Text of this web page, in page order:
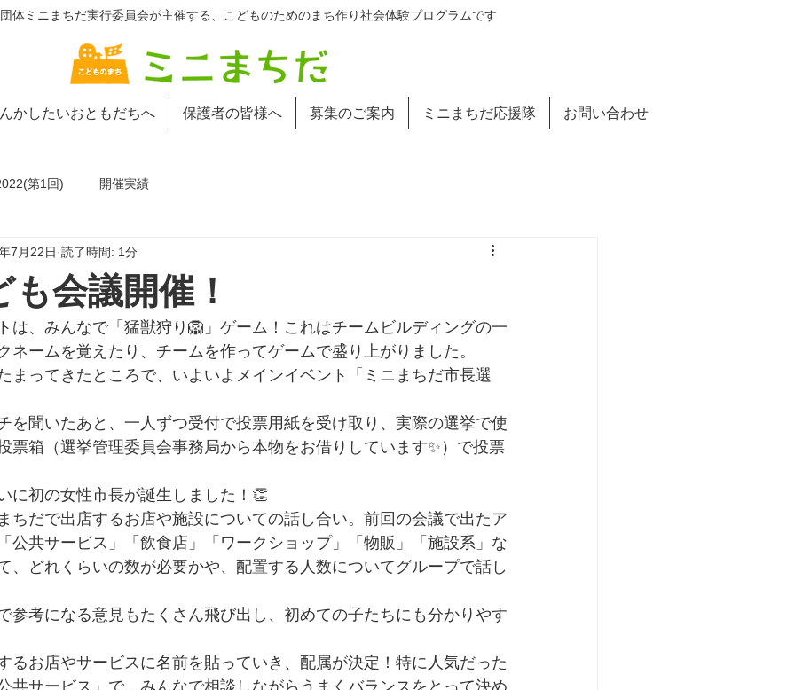
体ミニまちだ実行委員会が主催する、こどものためのまち作り社会体験プログラムです​
かしたいおともだちへ 保護者の皆様へ 募集のご案内 ミニまちだ応援隊 お問い合わせ
第1回) 開催実績
会議開催！
7月22日 読了時間: 1分
は、みんなで「猛獣狩り🦁」ゲーム！これはチームビルディングの一
ネームを覚えたり、チームを作ってゲームで盛り上がりました。
まってきたところで、いよいよメインイベント「ミニまちだ市長選
を聞いたあと、一人ずつ受付で投票用紙を受け取り、実際の選挙で使
票箱（選挙管理委員会事務局から本物をお借りしています✨）で投票
に初の女性市長が誕生しました！👏
ちだで出店するお店や施設についての話し合い。前回の会議で出たア
公共サービス」「飲食店」「ワークショップ」「物販」「施設系」な
、どれくらいの数が必要かや、配置する人数についてグループで話し
参考になる意見もたくさん飛び出し、初めての子たちにも分かりやす
るお店やサービスに名前を貼っていき、配属が決定！特に人気だった
共サービス」で、みんなで相談しながらうまくバランスをとって決め